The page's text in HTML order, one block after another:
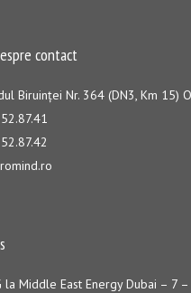
contact
Biruinţei Nr. 364 (DN3, Km 15)
la Middle East Energy Dubai – 7